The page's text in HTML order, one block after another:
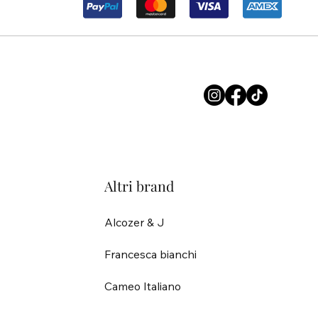
Altri brand
Alcozer & J
Francesca bianchi
Cameo Italiano